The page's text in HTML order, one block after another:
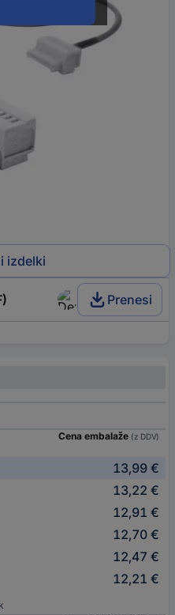
izdelki
Prenesi
Cena embalaže (z DDV)
13,99 €
13,22 €
12,91 €
12,70 €
12,47 €
12,21 €